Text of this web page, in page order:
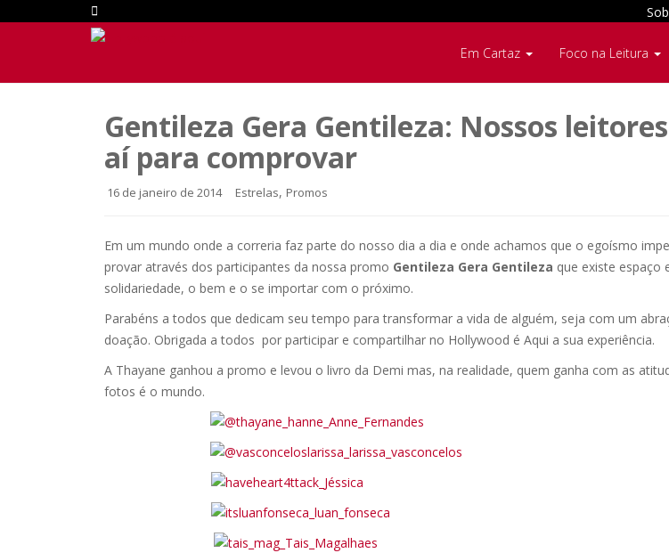
Em Cartaz Foco na Leitura
Gentileza Gera Gentileza: Nossos
aí para comprovar
16 de janeiro de 2014 Estrelas, Promos
Em um mundo onde a correria faz parte do nosso dia a dia e onde achamos que o egoísmo
provar através dos participantes da nossa promo Gentileza Gera Gentileza que existe espaço
solidariedade, o bem e o se importar com o próximo.
Parabéns a todos que dedicam seu tempo para transformar a vida de alguém, seja com um
doação. Obrigada a todos por participar e compartilhar no Hollywood é Aqui a sua experiência.
A Thayane ganhou a promo e levou o livro da Demi mas, na realidade, quem ganha com as
fotos é o mundo.